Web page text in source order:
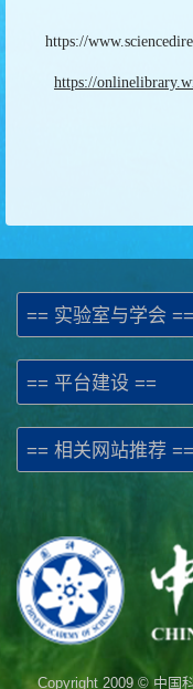
https://
https://
== 实验室与学会 ==
== 平台建设 ==
== 相关网站推荐 ==
Copyright 2009 © 中国